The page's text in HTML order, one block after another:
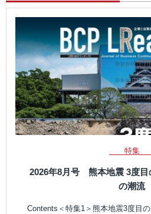
特集
2026年8月号 熊本地震 3度目
の潮流
Contents＜特集1＞熊本地震3度目